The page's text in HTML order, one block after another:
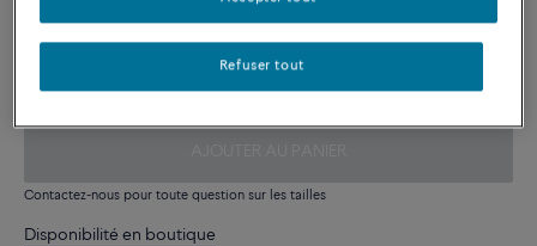
Câble turquoise
Contactez-nous pour toute question sur les tailles
Disponibilité en boutique
Refuser tout